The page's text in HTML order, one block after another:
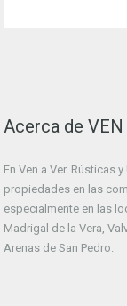
Acerca de VEN
En Ven a Ver. Rústicas
propiedades en las
especialmente en las
Madrigal de la Vera,
Arenas de San Pedro.